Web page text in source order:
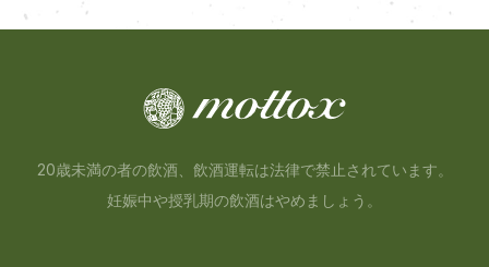
20歳未満の者の飲酒、飲酒運転は法律で禁止されています。
妊娠中や授乳期の飲酒はやめましょう。